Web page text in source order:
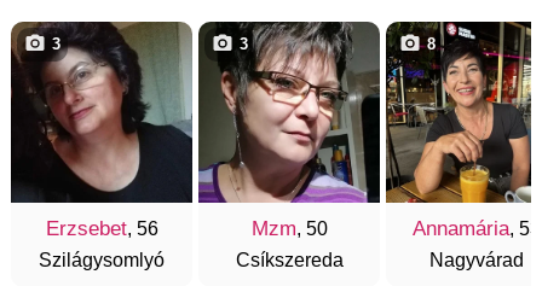
Erzsebet, 56
Szilágysomlyó
3
Mzm, 50
Csíkszereda
3
Annamária, 53
Nagyvárad
8